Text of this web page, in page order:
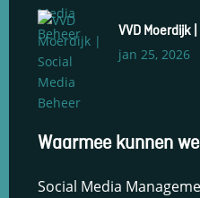
VVD Moerdijk
jan 25, 2026
Social Media